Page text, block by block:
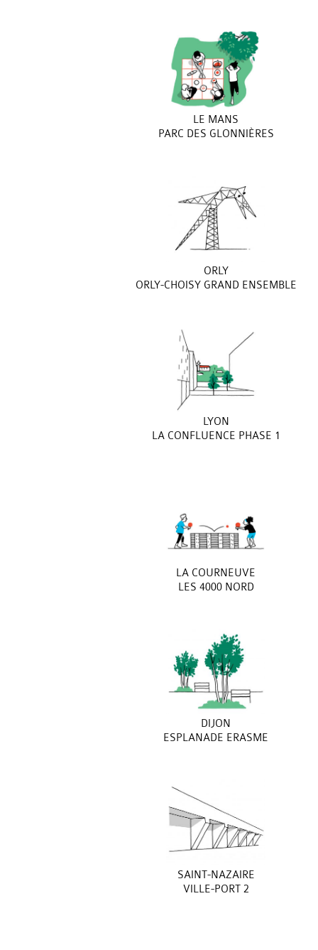
LE MANS
PARC DES GLONNIÈRES
ORLY
ORLY-CHOISY GRAND ENSEMBLE
LYON
LA CONFLUENCE PHASE 1
LA COURNEUVE
LES 4000 NORD
DIJON
ESPLANADE ERASME
SAINT-NAZAIRE
VILLE-PORT 2